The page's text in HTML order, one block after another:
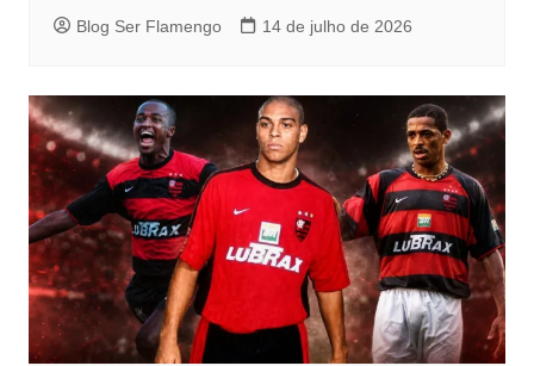
Blog Ser Flamengo 14 de julho de 2026